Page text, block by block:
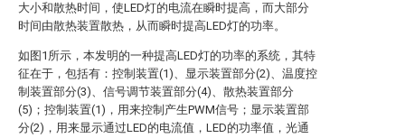
大小和散热时间，使LED灯的电流在瞬时提高，而大部分
时间由散热装置散热，从而瞬时提高LED灯的功率。
如图1所示，本发明的一种提高LED灯的功率的系统，其特
征在于，包括有：控制装置(1)、显示装置部分(2)、温度控
制装置部分(3)、信号调节装置部分(4)、散热装置部分
(5)；控制装置(1)，用来控制产生PWM信号；显示装置部
分(2)，用来显示通过LED的电流值，LED的功率值，光通